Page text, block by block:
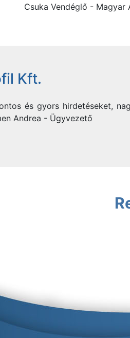
Csuka Vendéglő -
Kft.
és gyors hirdetéseket,
Andrea - Ügyvezető